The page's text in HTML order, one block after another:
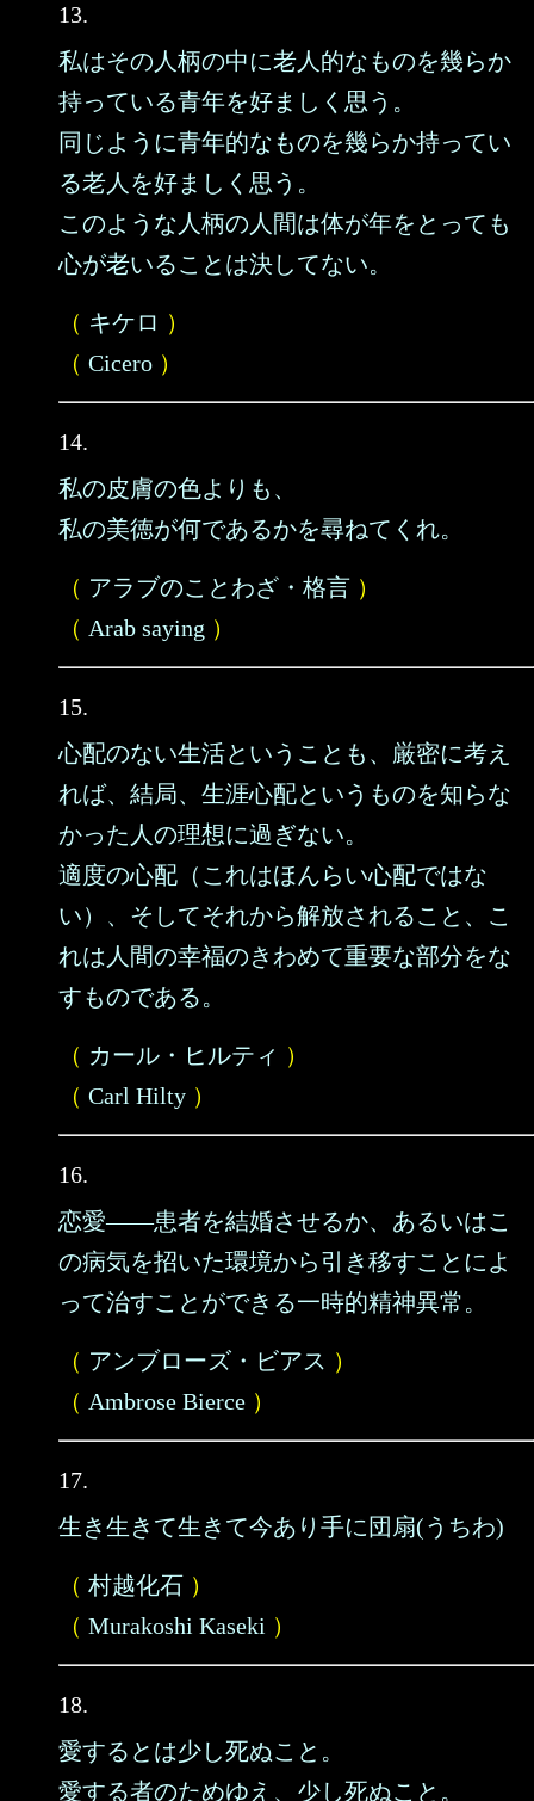
13.
私はその人柄の中に老人的なものを幾らか
持っている青年を好ましく思う。
同じように青年的なものを幾らか持ってい
る老人を好ましく思う。
このような人柄の人間は体が年をとっても
心が老いることは決してない。
（ キケロ ）
（ Cicero ）
14.
私の皮膚の色よりも、
私の美徳が何であるかを尋ねてくれ。
（ アラブのことわざ・格言 ）
（ Arab saying ）
15.
心配のない生活ということも、厳密に考え
れば、結局、生涯心配というものを知らな
かった人の理想に過ぎない。
適度の心配（これはほんらい心配ではな
い）、そしてそれから解放されること、こ
れは人間の幸福のきわめて重要な部分をな
すものである。
（ カール・ヒルティ ）
（ Carl Hilty ）
16.
恋愛――患者を結婚させるか、あるいはこ
の病気を招いた環境から引き移すことによ
って治すことができる一時的精神異常。
（ アンブローズ・ビアス ）
（ Ambrose Bierce ）
17.
生き生きて生きて今あり手に団扇(うちわ)
（ 村越化石 ）
（ Murakoshi Kaseki ）
18.
愛するとは少し死ぬこと。
愛する者のためゆえ、少し死ぬこと。